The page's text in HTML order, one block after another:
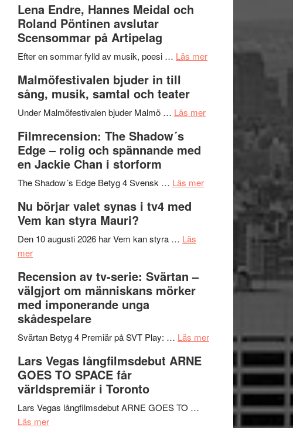
vidsträckta
Trustorhärvan
–
fascinerande,
spännande
ger
mycket
att
på
Lena Endre, Hannes Meidal och
Roland Pöntinen avslutar
Scensommar på Artipelag
Efter en sommar fylld av musik, poesi … Läs merom
Scensommar
Artipelag
Malmöfestivalen bjuder in till
sång, musik, samtal och teater
Under Malmöfestivalen bjuder Malmö … Läs merom
Malmöfestivalen
Filmrecension: The Shadow´s
Edge – rolig och spännande med
en Jackie Chan i storform
The Shadow´s Edge Betyg 4 Svensk … Läs merom
en
storform
Nu börjar valet synas i tv4 med
Vem kan styra Mauri?
Den 10 augusti 2026 har Vem kan styra … Läs
merom
börjar
valet
synas
i
tv4
Vem
kan
styra
Mauri?
Recension av tv-serie: Svärtan –
välgjort om människans mörker
med imponerande unga
skådespelare
Svärtan Betyg 4 Premiär på SVT Play: … Läs merom
Recension
Svärtan
Lars Vegas långfilmsdebut ARNE
GOES TO SPACE får
världspremiär i Toronto
Lars Vegas långfilmsdebut ARNE GOES TO …
Läs merom